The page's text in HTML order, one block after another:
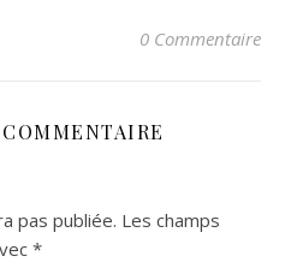
0 Commentaire
pas publiée. Les champs
*